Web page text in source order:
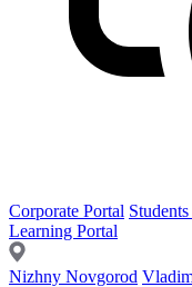
Corporate Portal
Learning Portal
Nizhny Novgorod